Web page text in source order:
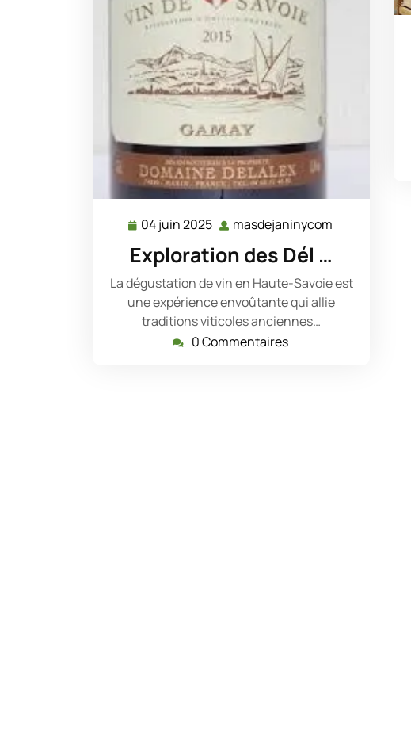
04 juin 2025 04
juin
2025
masdejaninycom
Exploration des Dél …
La dégustation de vin en Haute-Savoie est
une expérience envoûtante qui allie
traditions viticoles anciennes…
0 Commentaires